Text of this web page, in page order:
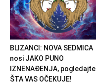
BLIZANCI: NOVA SEDMICA
nosi JAKO PUNO
IZNENAĐENJA, pogledajte
ŠTA VAS OČEKUJE!